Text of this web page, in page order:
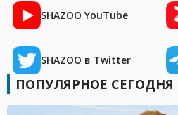
SHAZOO YouTube
SHAZOO в Twitter
ПОПУЛЯРНОЕ СЕГОДНЯ